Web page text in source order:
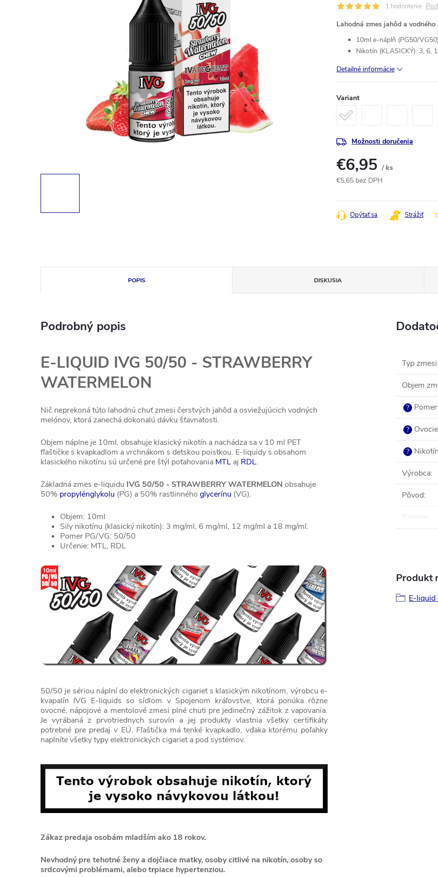
1 hodnotenie
Lahodná zmes jahôd a vodného
10ml e-náplň (PG50/
Nikotín (KLASICKÝ): 3, 6,
Detailné informácie
Variant
Možnosti doručenia
€6,95 / ks
€5,65 bez DPH
Opýtať sa Strážiť
POPIS DISKUSIA
Podrobný popis
E-LIQUID IVG 50/50 - STRAWBERRY
WATERMELON
Nič neprekoná túto lahodnú chuť zmesi čerstvých jahôd a osviežujúcich vodných
melónov, ktorá zanechá dokonalú dávku šťavnatosti.
Objem náplne je 10ml, obsahuje klasický nikotín a nachádza sa v 10 ml PET
fľaštičke s kvapkadlom a vrchnákom s detskou poistkou. E-liquidy s obsahom
klasického nikotínu sú určené pre štýl poťahovania MTL aj RDL.
Základná zmes e-liquidu IVG 50/50 - STRAWBERRY WATERMELON obsahuje
50% propylénglykolu (PG) a 50% rastlinného glycerínu (VG).
Objem: 10ml
Sily nikotínu (klasický nikotín): 3 mg/ml, 6 mg/ml, 12 mg/ml a 18 mg/ml.
Pomer PG/VG: 50/50
Určenie: MTL, RDL
50/50 je sériou náplní do elektronických cigariet s klasickým nikotínom, výrobcu e-
kvapalín IVG E-liquids so sídlom v Spojenom kráľovstve, ktorá ponúka rôzne
ovocné, nápojové a mentolové zmesi plné chuti pre jedinečný zážitok z vapovania.
Je vyrábaná z prvotriednych surovín a jej produkty vlastnia všetky certifikáty
potrebné pre predaj v EÚ. Fľaštička má tenké kvapkadlo, vďaka ktorému poľahky
naplníte všetky typy elektronických cigariet a pod systémov.
Zákaz predaja osobám mladším ako 18 rokov.
Nevhodný pre tehotné ženy a dojčiace matky, osoby citlivé na nikotín, osoby so
srdcovými problémami, alebo trpiace hypertenziou.
Typ zmesi:
Objem
?
? Ovocie
? Nikotín
Výrobca:
Pôvod:
Balenie
Produkt
E-liquid